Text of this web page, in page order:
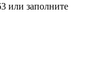
или заполните